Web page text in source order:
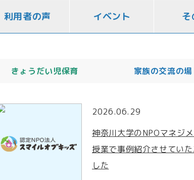
利用者の声 イベント そ
きょうだい児保育 家族の交流の場
2026.06.29
神奈川大学のNPOマネジ
授業で事例紹介させてい
した